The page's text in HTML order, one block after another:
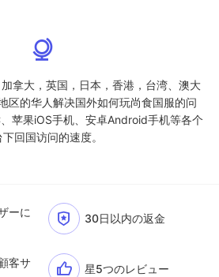
拿大，英国，日本，香港，台湾、澳大
区的华人解决国外如何玩尚食国服的问
苹果iOS手机、安卓Android手机等各个
回国访问的速度。
ーに
30日以内の返金
客サ
星5つのレビュー